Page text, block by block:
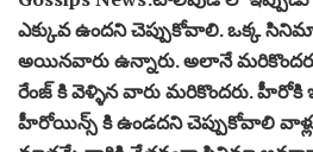
ఎక్కువ ఉందని చెప్పుకోవాలి. ఒక్క
అయినవారు ఉన్నారు. అలానే
రేంజ్ కి వెళ్ళిన వారు మరికొందరు.
హీరోయిన్స్ కి ఉండదని చెప్పుకోవాలి